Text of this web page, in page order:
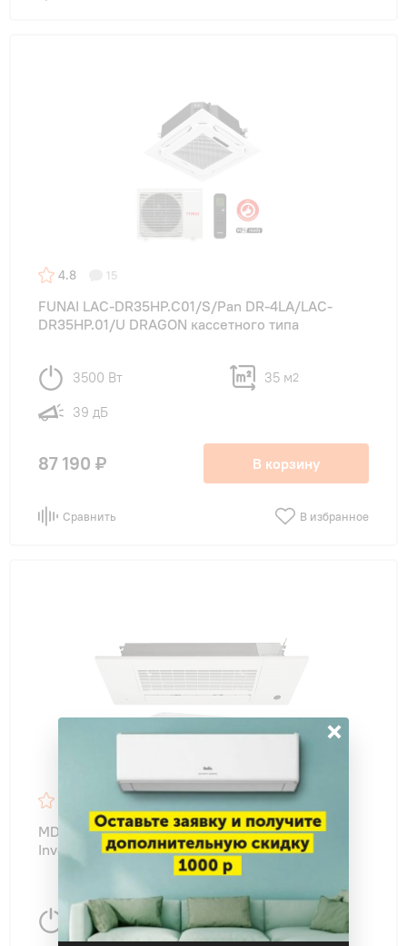
4.8 15
FUNAI LAC-DR35HP.C01/S/Pan DR-4LA/LAC-
DR35HP.01/U DRAGON кассетного типа
3500 Вт 35 м2
39 дБ
87 190 ₽ В корзину
Сравнить В избранное
MDV MDCA1I-18HRFN8/MDOAG-18HFN8 DC-
Inverter кассетного типа однопоточный
5170 Вт 50 м2
×